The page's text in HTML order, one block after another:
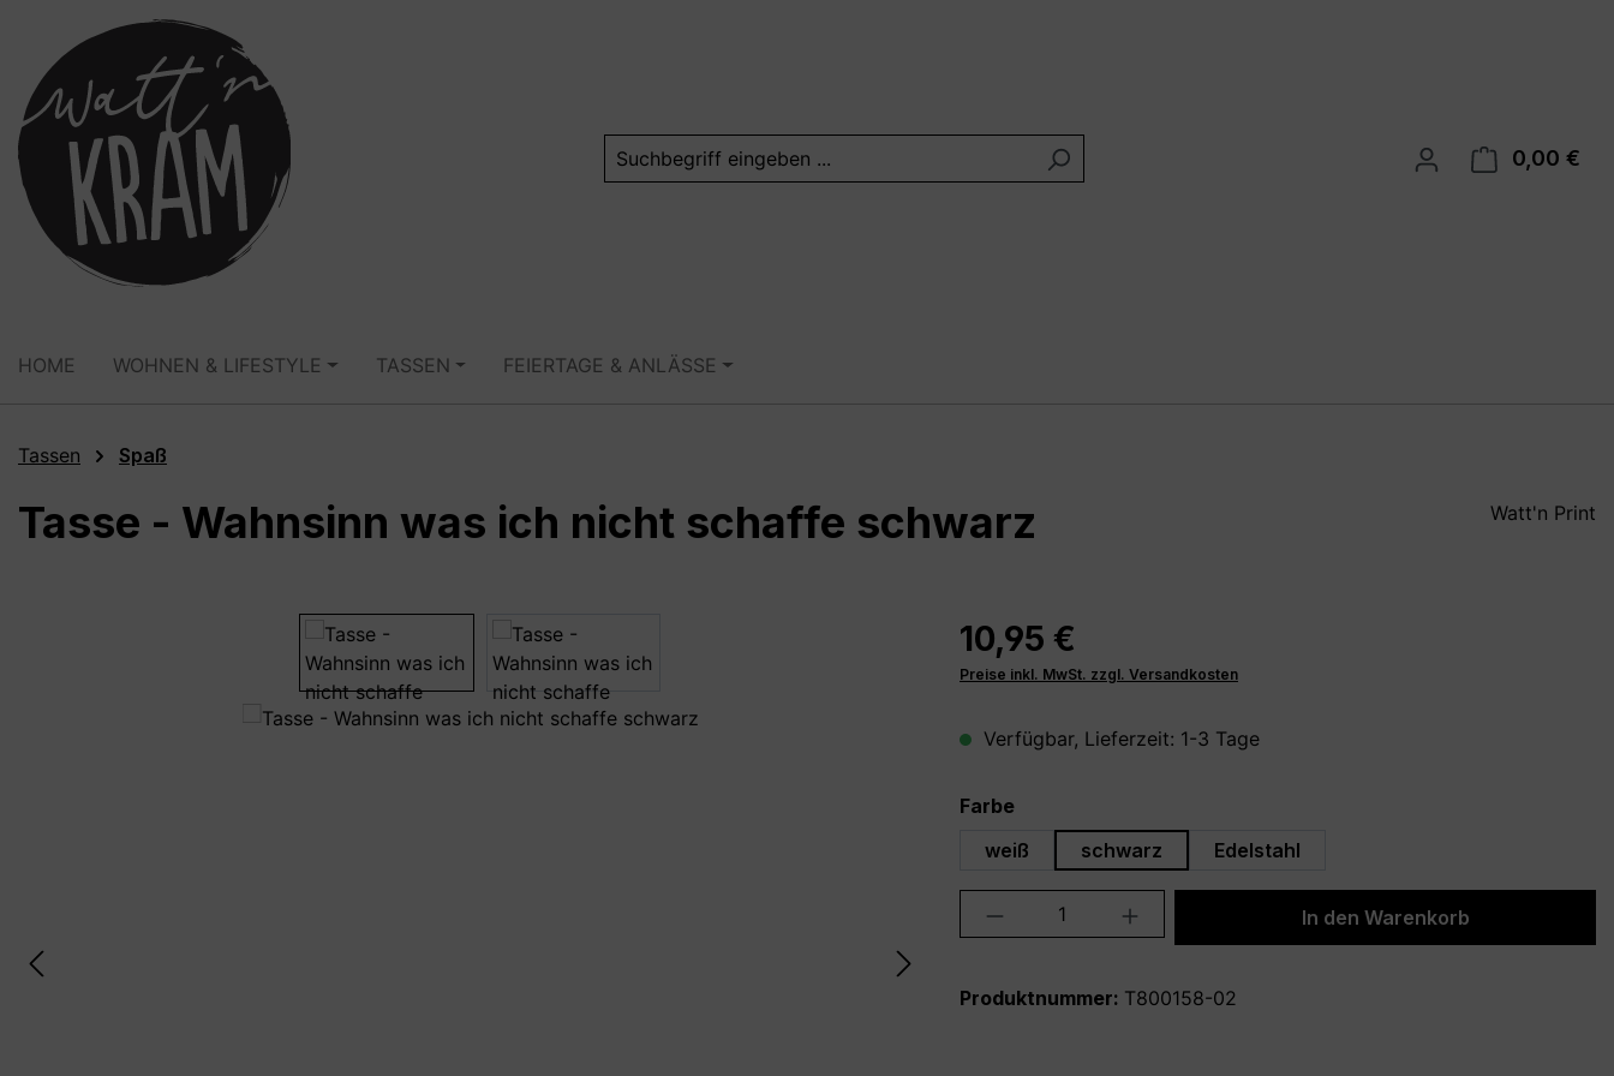
Zur Hauptnavigation springen
0,00 €
HOME WOHNEN & LIFESTYLE TASSEN FEIERTAGE & ANLÄSSE
Tassen Spaß
Tasse - Wahnsinn was ich nicht schaffe schwarz Watt'n Print
10,95 €
Preise inkl. MwSt. zzgl. Versandkosten
Verfügbar, Lieferzeit: 1-3 Tage
Farbeauswählen
weiß
schwarz Edelstahl
Produkt Anzahl: Gib den gewünschten Wert
In den Warenkorb
Produktnummer: T800158-02